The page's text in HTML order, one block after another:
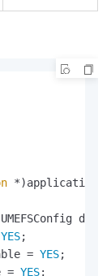
*)application
YES;
=
YES;
=
YES;